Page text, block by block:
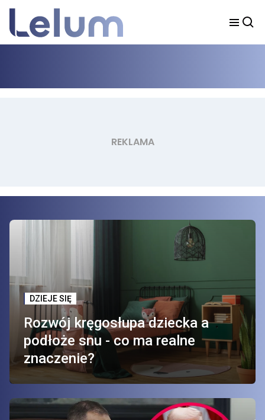
DZIEJE SIĘ
Rozwój kręgosłupa dziecka a
podłoże snu - co ma realne
znaczenie?